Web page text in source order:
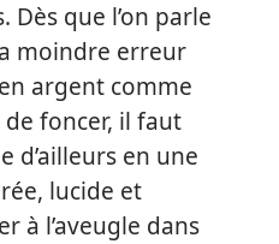
Dès que l’on parle
moindre erreur
argent comme
foncer, il faut
d’ailleurs en une
lucide et
à l’aveugle dans